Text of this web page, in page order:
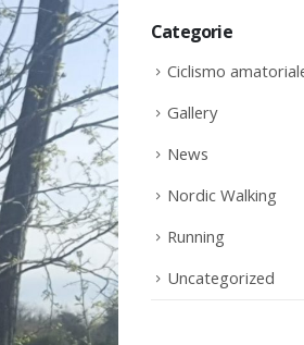
Categorie
Ciclismo
Gallery
News
Nordic Walking
Running
Uncategorized